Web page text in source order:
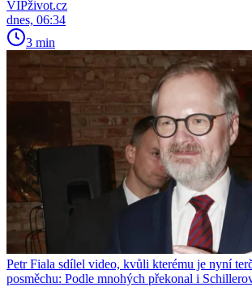
VIPživot.cz
dnes, 06:34
3 min
Petr Fiala sdílel video, kvůli kterému je nyní
posměchu: Podle mnohých překonal i